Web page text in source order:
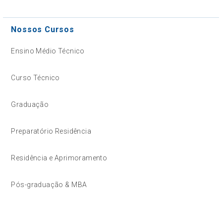
Nossos Cursos
Ensino Médio Técnico
Curso Técnico
Graduação
Preparatório Residência
Residência e Aprimoramento
Pós-graduação & MBA